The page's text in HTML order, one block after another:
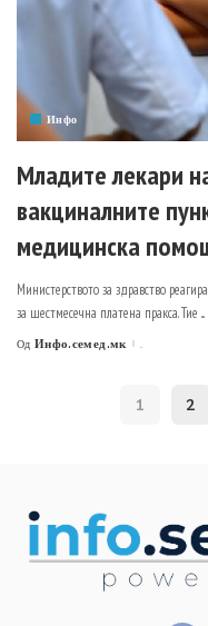
Инфо
Младите лекари
вакциналните
медицинска
Министерството за здравство
за шестмесечна платена пракса. Тие ...
Posted
Од Инфо.семед.мк
1 2